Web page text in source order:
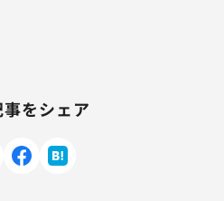
をシェア